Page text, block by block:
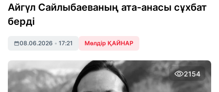
Айгүл Сайлыбаеваның ата-анасы сұхбат
берді
08.06.2026 • 17:21 Мөлдір ҚАЙНАР
2154